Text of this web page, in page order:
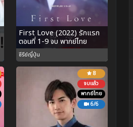
First Love (2022) รักแรก
ตอนที่ 1-9 จบ พากย์ไทย
ซีรีย์ญี่ปุ่น
8
จบแล้ว
พากย์ไทย
6/6